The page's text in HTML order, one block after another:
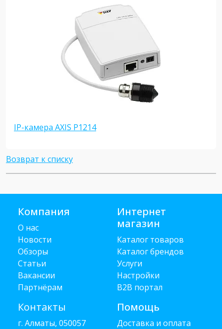
IP-камера AXIS P1214
Возврат к списку
Компания
О нас
Новости
Обзоры
Статьи
Вакансии
Партнёрам
Контакты
г. Алматы, 050057
Интернет
магазин
Каталог товаров
Каталог брендов
Услуги
Настройки
B2B портал
Помощь
Доставка и оплата